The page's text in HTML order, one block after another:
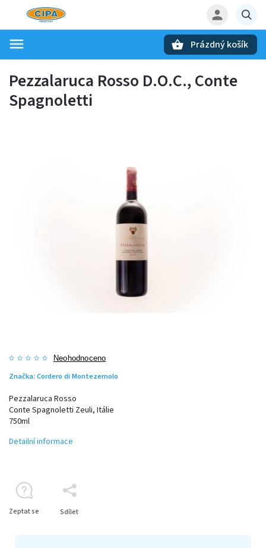
Prázdný košík
Pezzalaruca Rosso D.O.C., Conte
Spagnoletti
Neohodnoceno
Značka: Cordero di Montezemolo
Pezzalaruca Rosso
Conte Spagnoletti Zeuli, Itálie
750ml
Detailní informace
Zeptat se Sdílet